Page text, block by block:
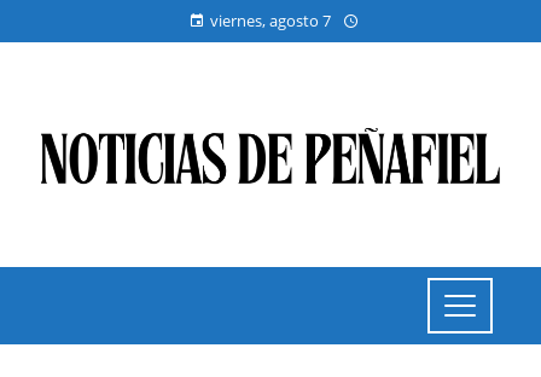
viernes, agosto 7